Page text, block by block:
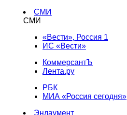
СМИ
СМИ
«Вести», Россия 1
ИС «Вести»
КоммерсантЪ
Лента.ру
РБК
МИА «Россия сегодня»
Эндаумент